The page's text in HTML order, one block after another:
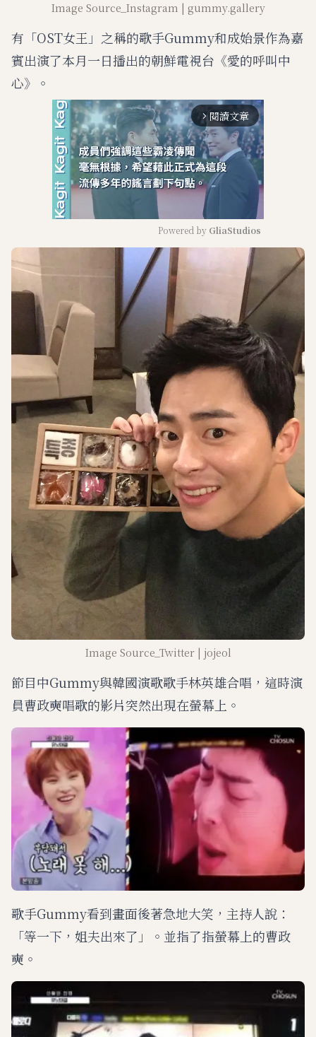
Image Source_Instagram | gummy.gallery
有「OST女王」之稱的歌手Gummy和成始景作為嘉
賓出演了本月一日播出的朝鮮電視台《愛的呼叫中
心》。
arrow_forward_ios 閱讀文章
Powered by GliaStudios
Image Source_Twitter | jojeol
節目中Gummy與韓國演歌歌手林英雄合唱，這時演
員曹政奭唱歌的影片突然出現在螢幕上。
歌手Gummy看到畫面後著急地大笑，主持人說：
「等一下，姐夫出來了」。並指了指螢幕上的曹政
奭。